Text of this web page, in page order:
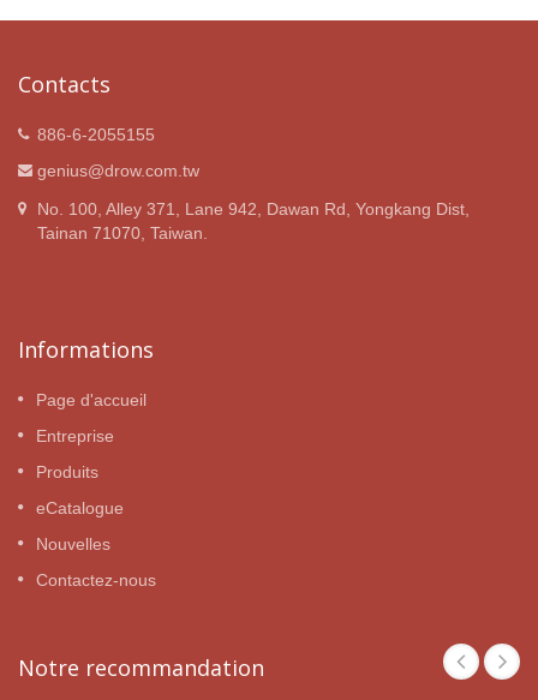
Contacts
886-6-2055155
genius@drow.com.tw
No. 100, Alley 371, Lane 942, Dawan Rd, Yongkang Dist,
Tainan 71070, Taiwan.
Informations
Page d'accueil
Entreprise
Produits
eCatalogue
Nouvelles
Contactez-nous
Notre recommandation